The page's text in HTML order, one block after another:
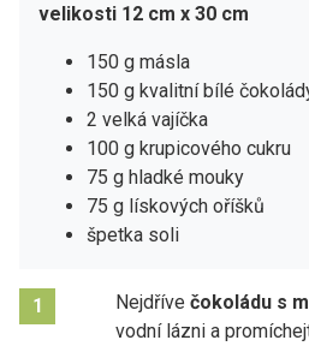
velikosti 12 cm x 30 cm
150 g másla
150 g kvalitní bílé
2 velká vajíčka
100 g krupicového cukru
75 g hladké mouky
75 g lískových oříšků
špetka soli
1 Nejdříve čokoládu s
vodní lázni a